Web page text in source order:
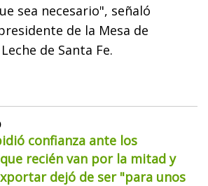
sea necesario", señaló
de la Mesa de
de Santa Fe.
confianza ante los
recién van por la mitad y
dejó de ser "para unos